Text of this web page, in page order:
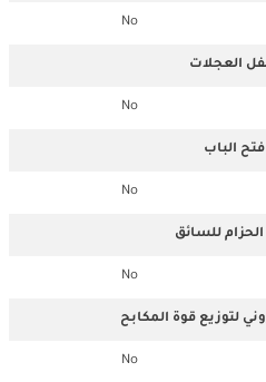
No
العجلات
No
فتح الباب
No
الحزام للسائق
No
No